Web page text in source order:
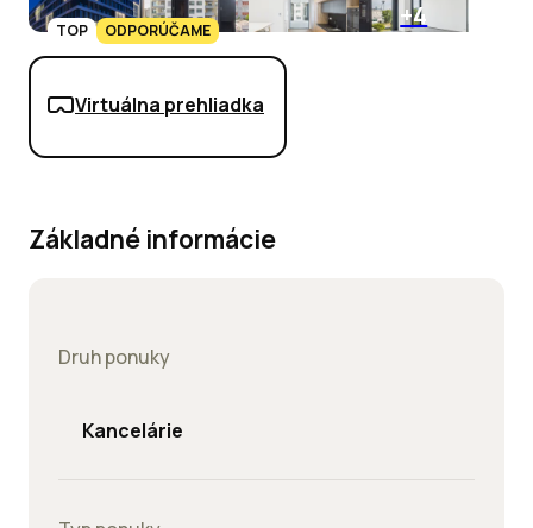
TOP ODPORÚČAME +4
Virtuálna prehliadka
Základné informácie
Druh ponuky
Kancelárie